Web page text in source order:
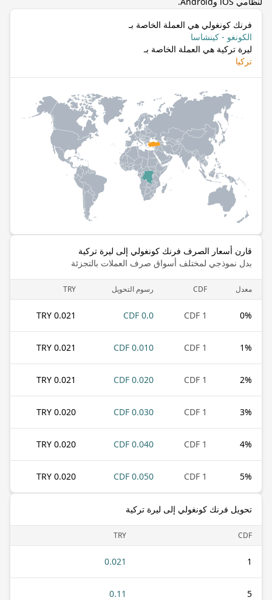
فرنك كونغولي هي العملة الخاصة بـ
الكونغو - كينشاسا
ليرة تركية هي العملة الخاصة بـ
تركيا
قارن أسعار الصرف فرنك كونغولي إلى ليرة تركية
بدل نموذجي لمختلف أسواق صرف العملات بالتجزئة
معدل CDF رسوم التحويل TRY
0%
1 CDF
0.0 CDF
0.021 TRY
1%
1 CDF
0.010 CDF
0.021 TRY
2%
1 CDF
0.020 CDF
0.021 TRY
3%
1 CDF
0.030 CDF
0.020 TRY
4%
1 CDF
0.040 CDF
0.020 TRY
5%
1 CDF
0.050 CDF
0.020 TRY
تحويل فرنك كونغولي إلى ليرة تركية
CDF
TRY
1
0.021
5
0.11